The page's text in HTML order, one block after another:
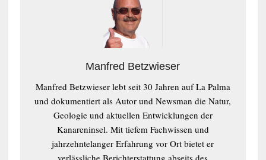
Manfred Betzwieser
Manfred Betzwieser lebt seit 30 Jahren auf La Palma
und dokumentiert als Autor und Newsman die Natur,
Geologie und aktuellen Entwicklungen der
Kanareninsel. Mit tiefem Fachwissen und
jahrzehntelanger Erfahrung vor Ort bietet er